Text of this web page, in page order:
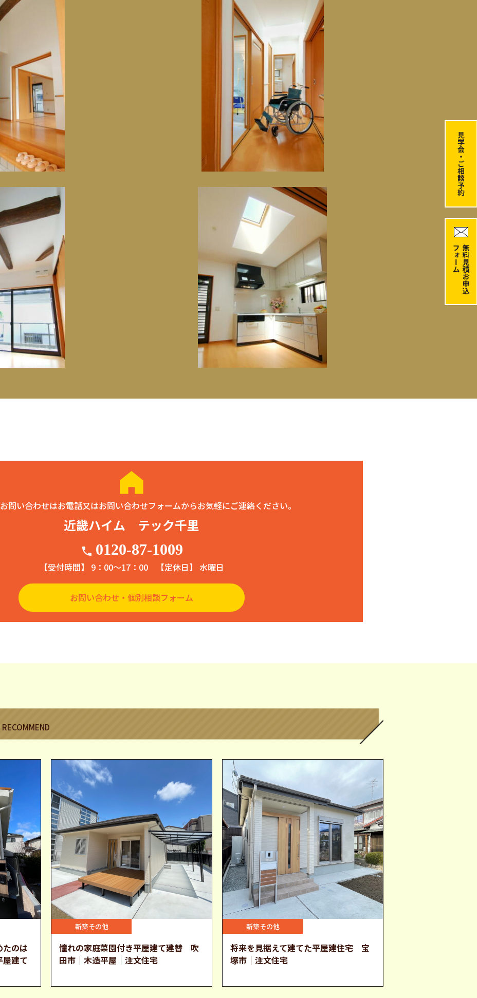
問い合わせはお電話又はお問い合わせフォームからお気軽にご連絡ください。
近畿ハイム テック千里
phone 0120-87-1009
【受付時間】 9：00〜17：00 【定休日】 水曜日
お問い合わせ・個別相談フォーム
RECOMMEND
たのは
建て
新築その他
憧れの家庭菜園付き平屋建て建替 吹
田市｜木造平屋｜注文住宅
新築その他
将来を見据えて建てた平屋建住宅 宝
塚市｜注文住宅